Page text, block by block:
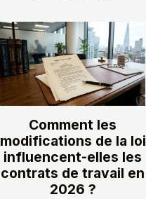
Comment les
modifications de la loi
influencent-elles les
contrats de travail en
2026 ?